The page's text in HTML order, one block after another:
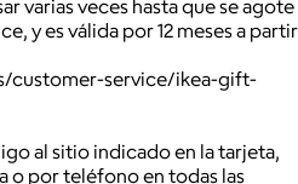
varias veces hasta que se agote
y es válida por 12 meses a partir
customer-service/ikea-gift-
al sitio indicado en la tarjeta,
o por teléfono en todas las